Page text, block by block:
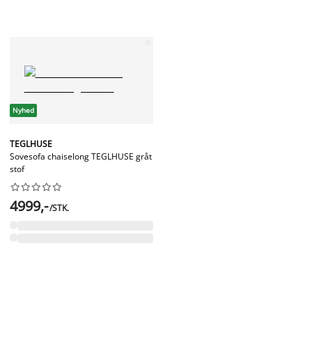
Nyhed
TEGLHUSE
Sovesofa chaiselong TEGLHUSE gråt
stof






4999,-/STK.